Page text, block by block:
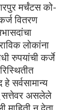
मर्चंटस को-
वितरण
लोकांना
रुपयांची कर्जे
सर्वसामान्य
सत्तेवर असलेले